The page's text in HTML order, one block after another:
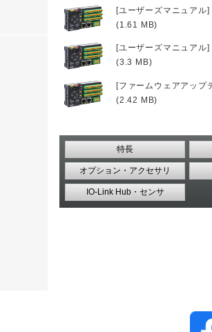
[ユーザーズマニュア
(1.61 MB)
[ユーザーズマニュア
(3.3 MB)
[ファームウェアアッ
(2.42 MB)
特長
オプション・アクセサリ
IO-Link Hub・センサ